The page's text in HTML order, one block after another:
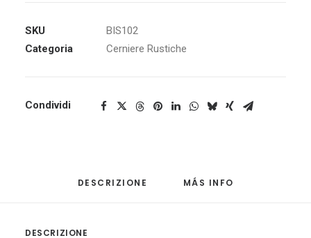
quantità
SKU
BIS102
Categoria
Cerniere Rustiche
Condividi
DESCRIZIONE MÁS INFO
DESCRIZIONE